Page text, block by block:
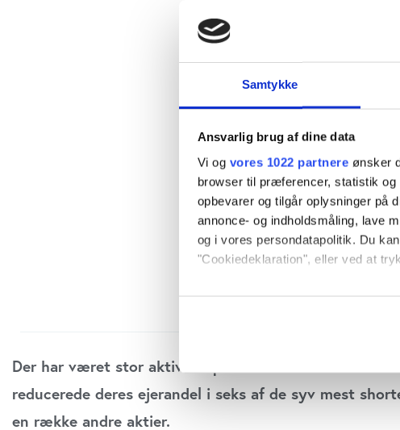
Samtykke
Ansvarlig brug af dine data
Vi og vores 1022 partnere ønsker
browser til præferencer, statistik
opbevarer og tilgår oplysninger på
annonce- og indholdsmåling, lave
og i vores persondatapolitik. Du
"Cookiedeklaration", eller ved at
Hvis du tillader det, vil vi også
Identificere din enhed
Vi bruger cookies til at tilpasse
Der har været stor aktivitet på shortmarkedet i den
reducerede deres ejerandel i seks af de syv mest
en række andre aktier.